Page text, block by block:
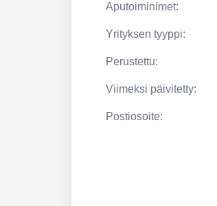
Aputoiminimet:
Yrityksen tyyppi:
Perustettu:
Viimeksi päivitetty:
Postiosoite: